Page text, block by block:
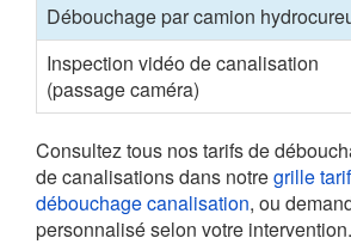
Débouchage par camion
Inspection vidéo de canalisation
(passage caméra)
Consultez tous nos tarifs de
de canalisations dans notregrille
débouchage canalisation, ou
personnalisé selon votre intervention.